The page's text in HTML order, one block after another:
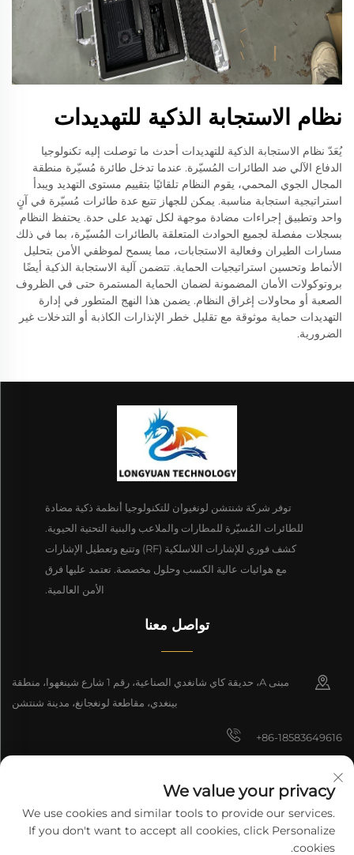
نظام الاستجابة الذكية للتهديدات
يُعَدّ نظام الاستجابة الذكية للتهديدات أحدث ما توصلت إليه تكنولوجيا
الدفاع الآلي ضد الطائرات المُسيّرة. عندما تدخل طائرة مُسيّرة منطقة
المجال الجوي المحمي، يقوم النظام تلقائيًا بتقييم مستوى التهديد ويبدأ
استراتيجية استجابة مناسبة. يمكن للجهاز تتبع عدة طائرات مُسيّرة في آنٍ
واحد وتطبيق إجراءات مضادة موجهة لكل تهديد على حدة. يحتفظ النظام
بسجلات مفصلة لجميع الحوادث المتعلقة بالطائرات المُسيّرة، بما في ذلك
مسارات الطيران وفعالية الاستجابات، مما يسمح لموظفي الأمن بتحليل
الأنماط وتحسين استراتيجيات الحماية. تتضمن آلية الاستجابة الذكية أيضًا
بروتوكولات الأمان المضمونة لضمان الحماية المستمرة حتى في الظروف
الصعبة أو محاولات إغراق النظام. يضمن هذا النهج المتطور في إدارة
التهديدات حماية موثوقة مع تقليل خطر الإنذارات الكاذبة أو التدخلات غير
الضرورية.
توفر شركة شنتشن لونغيوان للتكنولوجيا أنظمة ذكية مضادة
للطائرات المُسيّرة للمطارات والملاعب والبنية التحتية الحيوية.
كشف فوري للإشارات اللاسلكية (RF) وتتبع وتعطيل الإشارات
مع هوائيات عالية الكسب وحلول مخصصة. تعتمد عليها فرق
الأمن العالمية.
تواصل معنا
مبنى A، حديقة كاي شانغدي الصناعية، رقم 1 شارع شينغهوا، منطقة
بينغدي، مقاطعة لونغجانغ، مدينة شنتشن
+86-18583649616
8618165761396
We value your privacy
We use cookies and similar tools to provide our services.
If you don't want to accept all cookies, click Personalize
cookies.